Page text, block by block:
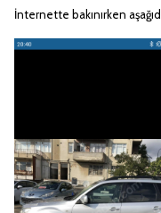
İnternette bakınırken